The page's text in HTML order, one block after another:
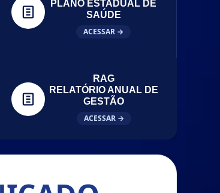
PLANO ESTADUAL DE
SAÚDE
ACESSAR →
RAG
RELATÓRIO ANUAL DE
GESTÃO
ACESSAR →